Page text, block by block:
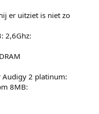
er uitziet is niet zo
2,6Ghz:
Audigy 2 platinum:
8MB: